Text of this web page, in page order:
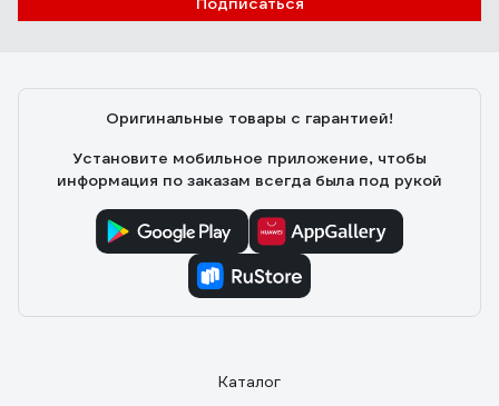
Оригинальные товары с гарантией!
Установите мобильное приложение, чтобы
информация по заказам всегда была под рукой
Каталог